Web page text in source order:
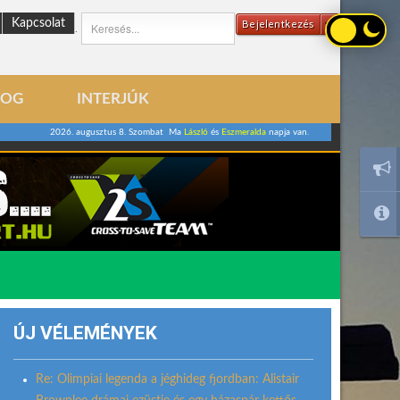
Bejelentkezés
Kapcsolat
INTERJÚK
2026. augusztus 8. Szombat Ma Lászlóés Eszmeraldanapja van.
ÚJ VÉLEMÉNYEK
Re: Olimpiai legenda a jéghideg fjordban: Alistair